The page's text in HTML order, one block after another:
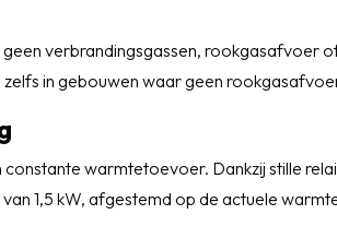
verbrandingsgassen, rookgasafvoer
in gebouwen waar geen
warmtetoevoer. Dankzij stille
1,5 kW, afgestemd op de actuele